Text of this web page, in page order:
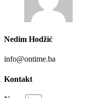
Nedim Hodžić
info@ontime.ba
Kontakt